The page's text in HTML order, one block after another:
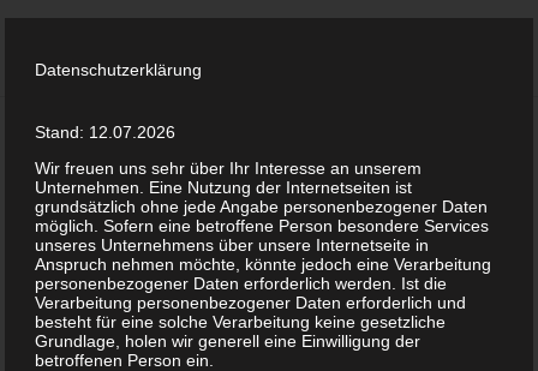
Hello world!
vonadmin|März 1, 2022| Uncategorized
Welcome to WordPress. This is your first post. Edit or
delete it, then start writing!
Datenschutzerklärung
Stand: 12.07.2026
Wir freuen uns sehr über Ihr Interesse an unserem
Unternehmen. Eine Nutzung der Internetseiten ist
grundsätzlich ohne jede Angabe personenbezogener Daten
möglich. Sofern eine betroffene Person besondere Services
unseres Unternehmens über unsere Internetseite in
Anspruch nehmen möchte, könnte jedoch eine Verarbeitung
personenbezogener Daten erforderlich werden. Ist die
Verarbeitung personenbezogener Daten erforderlich und
besteht für eine solche Verarbeitung keine gesetzliche
Grundlage, holen wir generell eine Einwilligung der
betroffenen Person ein.